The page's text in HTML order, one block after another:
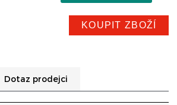
KOUPIT ZBOŽÍ
Dotaz prodejci